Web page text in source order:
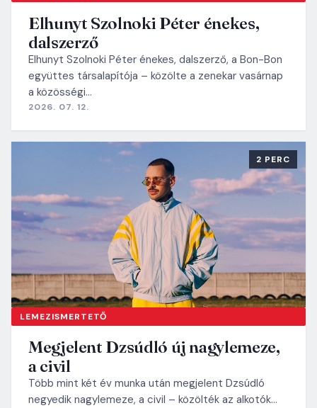
Elhunyt Szolnoki Péter énekes,
dalszerző
Elhunyt Szolnoki Péter énekes, dalszerző, a Bon-Bon
együttes társalapítója – közölte a zenekar vasárnap
a közösségi…
2026. 07. 12.
LEMEZISMERTETŐ
2 PERC
Megjelent Dzsúdló új nagylemeze,
a civil
Több mint két év munka után megjelent Dzsúdló
negyedik nagylemeze, a civil – közölték az alkotók…